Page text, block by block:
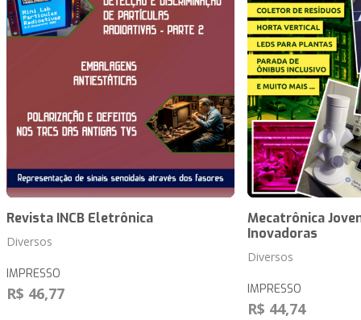
Revista INCB Eletrônica
Diversos
IMPRESSO
R$ 46,77
Mecatrônica
Inovadoras
Diversos
IMPRESSO
R$ 44,74